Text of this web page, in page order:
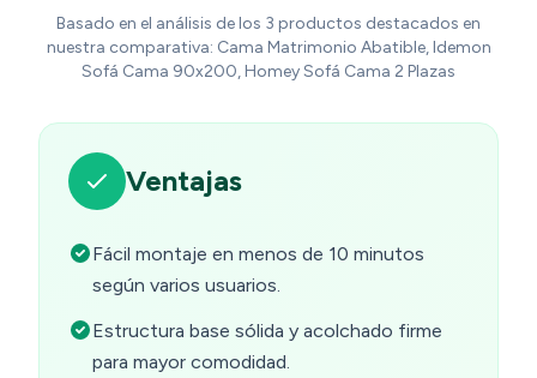
Basado en el análisis de los 3 productos destacados en
nuestra comparativa: Cama Matrimonio Abatible, Idemon
Sofá Cama 90x200, Homey Sofá Cama 2 Plazas
Ventajas
Fácil montaje en menos de 10 minutos
según varios usuarios.
Estructura base sólida y acolchado firme
para mayor comodidad.